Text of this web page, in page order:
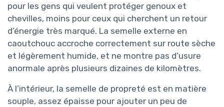
pour les gens qui veulent protéger genoux et
chevilles, moins pour ceux qui cherchent un retour
d’énergie très marqué. La semelle externe en
caoutchouc accroche correctement sur route sèche
et légèrement humide, et ne montre pas d’usure
anormale après plusieurs dizaines de kilomètres.
À l’intérieur, la semelle de propreté est en matière
souple, assez épaisse pour ajouter un peu de